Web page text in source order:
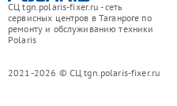
СЦ tgn.polaris-fixer.ru - сеть
сервисных центров в Таганроге по
ремонту и обслуживанию техники
Polaris
2021-2026 © СЦ tgn.polaris-fixer.ru